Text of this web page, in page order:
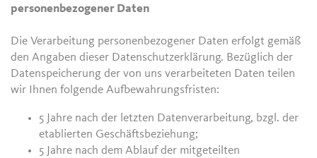
personenbezogener Daten
Die Verarbeitung personenbezogener Daten erfolgt gemäß
den Angaben dieser Datenschutzerklärung. Bezüglich der
Datenspeicherung der von uns verarbeiteten Daten teilen
wir Ihnen folgende Aufbewahrungsfristen:
5 Jahre nach der letzten Datenverarbeitung, bzgl. der
etablierten Geschäftsbeziehung;
5 Jahre nach dem Ablauf der mitgeteilten